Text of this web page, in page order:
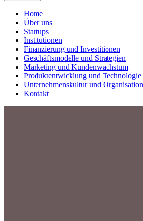
Home
Über uns
Startups
Institutionen
Finanzierung und Investitionen
Geschäftsmodelle und Strategien
Marketing und Kundenwachstum
Produktentwicklung und Technologie
Unternehmenskultur und Organisation
Kontakt